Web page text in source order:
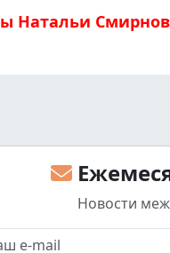
Натальи
Новости